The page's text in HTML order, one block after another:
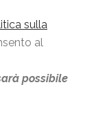
sulla
al
possibile